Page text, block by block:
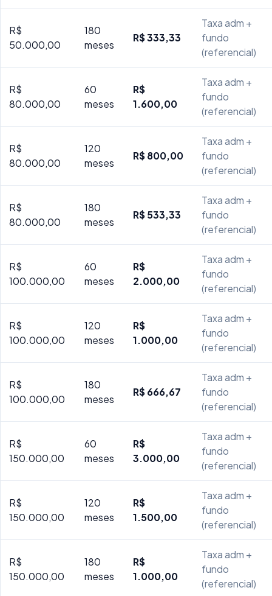
R$
50.000,00
180
meses
R$ 333,33
Taxa adm +
fundo
(referencial)
R$
80.000,00
60
meses
R$
1.600,00
Taxa adm +
fundo
(referencial)
R$
80.000,00
120
meses
R$ 800,00
Taxa adm +
fundo
(referencial)
R$
80.000,00
180
meses
R$ 533,33
Taxa adm +
fundo
(referencial)
R$
100.000,00
60
meses
R$
2.000,00
Taxa adm +
fundo
(referencial)
R$
100.000,00
120
meses
R$
1.000,00
Taxa adm +
fundo
(referencial)
R$
100.000,00
180
meses
R$ 666,67
Taxa adm +
fundo
(referencial)
R$
150.000,00
60
meses
R$
3.000,00
Taxa adm +
fundo
(referencial)
R$
150.000,00
120
meses
R$
1.500,00
Taxa adm +
fundo
(referencial)
R$
150.000,00
180
meses
R$
1.000,00
Taxa adm +
fundo
(referencial)